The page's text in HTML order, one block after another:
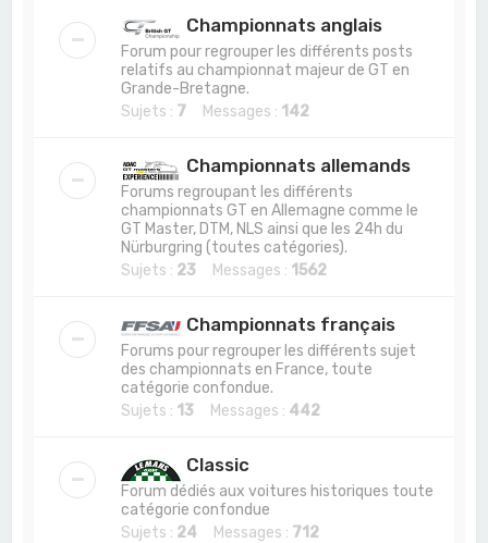
Championnats anglais
Forum pour regrouper les différents posts
relatifs au championnat majeur de GT en
Grande-Bretagne.
Sujets : 7 Messages : 142
Championnats allemands
Forums regroupant les différents
championnats GT en Allemagne comme le
GT Master, DTM, NLS ainsi que les 24h du
Nürburgring (toutes catégories).
Sujets : 23 Messages : 1562
Championnats français
Forums pour regrouper les différents sujet
des championnats en France, toute
catégorie confondue.
Sujets : 13 Messages : 442
Classic
Forum dédiés aux voitures historiques toute
catégorie confondue
Sujets : 24 Messages : 712